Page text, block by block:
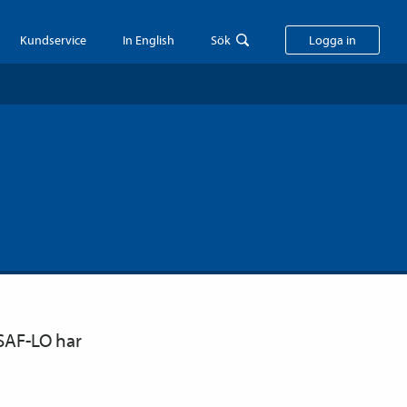
Kundservice In English Sök Logga in
LO har